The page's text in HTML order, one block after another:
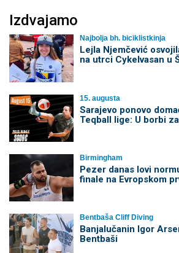
Izdvajamo
Najbolja bh. biciklistkinja
Lejla Njemčević
na utrci Cykelvasan u
15. augusta
Sarajevo ponovo
Teqball lige: U borbi
Birmingham
Pezer danas lovi
finale na Evropskom
Bentbaša Cliff Diving
Banjalučanin Igor
Bentbaši